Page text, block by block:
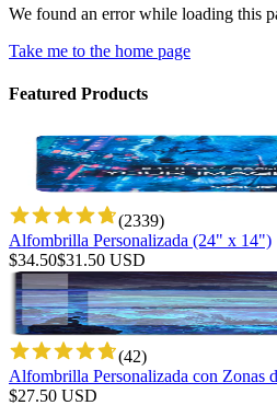
We found an error while loading this
Take me to the home page
Featured Products
(2339)
Alfombrilla Personalizada (24" x 14")
$34.50$31.50 USD
(42)
Alfombrilla Personalizada con Zonas
$27.50 USD